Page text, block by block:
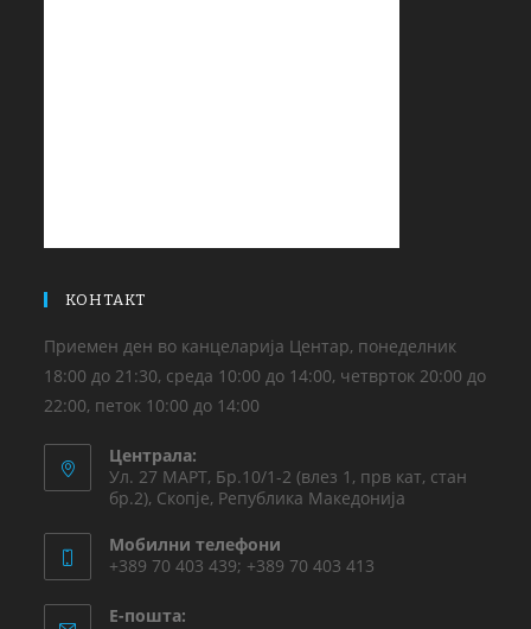
КОНТАКТ
Приемен ден во канцеларија Центар, понеделник
18:00 до 21:30, среда 10:00 до 14:00, четврток 20:00 до
22:00, петок 10:00 до 14:00
Централа:
Ул. 27 МАРТ, Бр.10/1-2 (влез 1, прв кат, стан
бр.2), Скопје, Република Македонија
Мобилни телефони
+389 70 403 439; +389 70 403 413
Е-пошта: